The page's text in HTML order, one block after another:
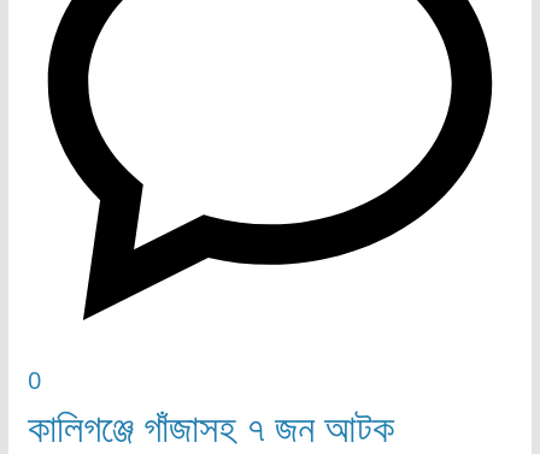
0
কালিগঞ্জে গাঁজাসহ ৭ জন আটক